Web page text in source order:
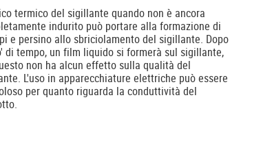
termico del sigillante quando non è ancora
indurito può portare alla formazione di
e persino allo sbriciolamento del sigillante. Dopo
di tempo, un film liquido si formerà sul sigillante,
non ha alcun effetto sulla qualità del
L'uso in apparecchiature elettriche può essere
per quanto riguarda la conduttività del